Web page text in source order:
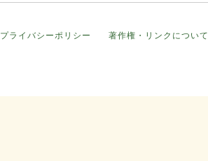
プライバシーポリシー 著作権・リンクについて